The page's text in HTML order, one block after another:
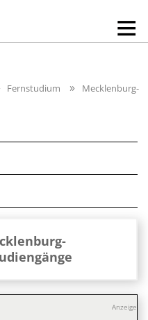
Fernstudium
Mecklenburg-
Anzeige